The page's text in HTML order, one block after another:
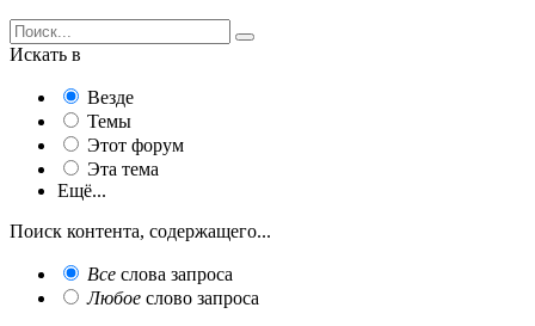
Искать в
Везде
Темы
Этот форум
Эта тема
Ещё...
Поиск контента, содержащего...
Все слова запроса
Любое слово запроса